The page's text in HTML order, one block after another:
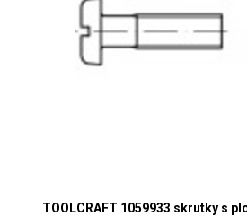
TOOLCRAFT 1059933 skrutky s